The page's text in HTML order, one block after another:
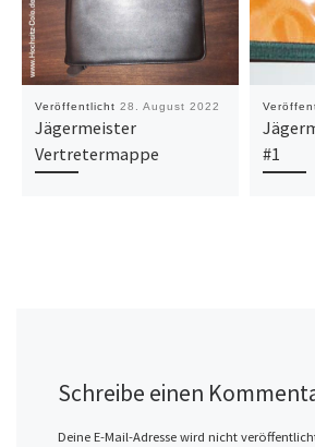
Veröffentlicht 28. August 2022
Jägermeister
Vertretermappe
#1
Schreibe einen
Deine E-Mail-Adresse wird nicht